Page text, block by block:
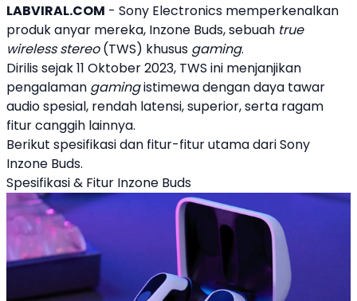
LABVIRAL.COM - Sony Electronics memperkenalkan
produk anyar mereka, Inzone Buds, sebuah true
wireless stereo(TWS) khusus gaming.
Dirilis sejak 11 Oktober 2023, TWS ini menjanjikan
pengalaman gamingistimewa dengan daya tawar
audio spesial, rendah latensi, superior, serta ragam
fitur canggih lainnya.
Berikut spesifikasi dan fitur-fitur utama dari Sony
Inzone Buds.
Spesifikasi& Fitur Inzone Buds